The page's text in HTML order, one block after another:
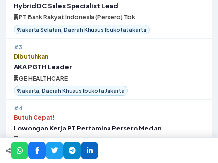
Hybrid DC Sales Specialist Lead
PT Bank Rakyat Indonesia (Persero) Tbk
Jakarta Selatan, Daerah Khusus Ibukota Jakarta
#3
Dibutuhkan
AKA PGTH Leader
GE HEALTHCARE
Jakarta, Daerah Khusus Ibukota Jakarta
#4
Butuh Cepat!
Lowongan Kerja PT Pertamina Persero Medan
PT Pertamina
Kota Medan, Sumatera Utara